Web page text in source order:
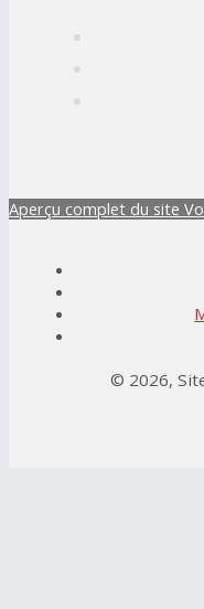
Aperçu complet du site
© 2026,